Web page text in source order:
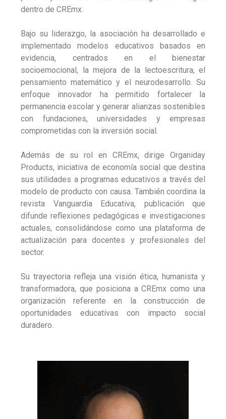
dentro de CREmx.
Bajo su liderazgo, la asociación ha desarrollado e
implementado modelos educativos basados en
evidencia, centrados en el bienestar
socioemocional, la mejora de la lectoescritura, el
pensamiento matemático y el neurodesarrollo. Su
enfoque innovador ha permitido fortalecer la
permanencia escolar y generar alianzas sostenibles
con fundaciones, universidades y empresas
comprometidas con la inversión social.
Además de su rol en CREmx, dirige Organiday
Products, iniciativa de economía social que destina
sus utilidades a programas educativos a través del
modelo de producto con causa. También coordina la
revista Vanguardia Educativa, publicación que
difunde reflexiones pedagógicas e investigaciones
actuales, consolidándose como una plataforma de
actualización para docentes y profesionales del
sector.
Su trayectoria refleja una visión ética, humanista y
transformadora, que posiciona a CREmx como una
organización referente en la construcción de
oportunidades educativas con impacto social
duradero.